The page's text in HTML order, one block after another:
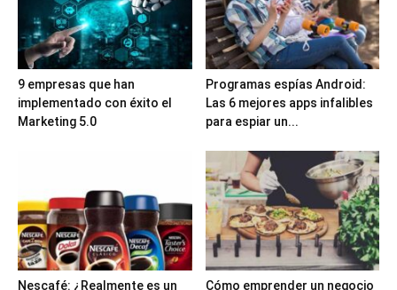
9 empresas que han
implementado con éxito el
Marketing 5.0
Programas espías Android:
Las 6 mejores apps infalibles
para espiar un...
Nescafé: ¿Realmente es un
Cómo emprender un negocio